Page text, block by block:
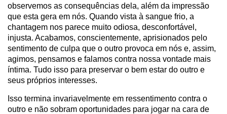
observemos as consequências dela, além da impressão
que esta gera em nós. Quando vista à sangue frio, a
chantagem nos parece muito odiosa, desconfortável,
injusta. Acabamos, conscientemente, aprisionados pelo
sentimento de culpa que o outro provoca em nós e, assim,
agimos, pensamos e falamos contra nossa vontade mais
íntima. Tudo isso para preservar o bem estar do outro e
seus próprios interesses.
Isso termina invariavelmente em ressentimento contra o
outro e não sobram oportunidades para jogar na cara de